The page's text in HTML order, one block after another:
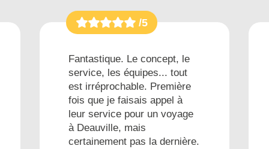
/5
Fantastique. Le concept, le
service, les équipes... tout
est irréprochable. Première
fois que je faisais appel à
leur service pour un voyage
à Deauville, mais
certainement pas la dernière.